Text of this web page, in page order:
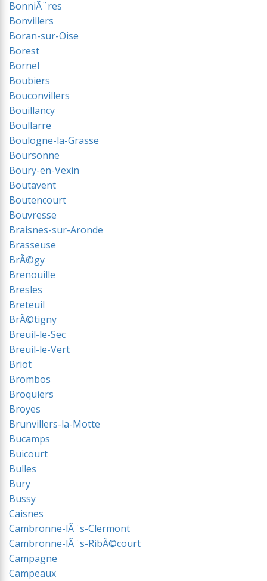
BonniÃ¨res
Bonvillers
Boran-sur-Oise
Borest
Bornel
Boubiers
Bouconvillers
Bouillancy
Boullarre
Boulogne-la-Grasse
Boursonne
Boury-en-Vexin
Boutavent
Boutencourt
Bouvresse
Braisnes-sur-Aronde
Brasseuse
BrÃ©gy
Brenouille
Bresles
Breteuil
BrÃ©tigny
Breuil-le-Sec
Breuil-le-Vert
Briot
Brombos
Broquiers
Broyes
Brunvillers-la-Motte
Bucamps
Buicourt
Bulles
Bury
Bussy
Caisnes
Cambronne-lÃ¨s-Clermont
Cambronne-lÃ¨s-RibÃ©court
Campagne
Campeaux